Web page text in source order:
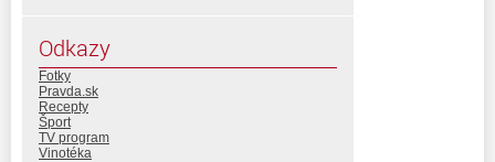
Odkazy
Fotky
Pravda.sk
Recepty
Šport
TV program
Vinotéka